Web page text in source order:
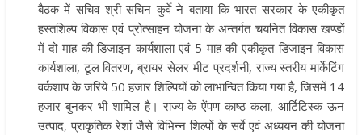
बैठक में सचिव श्री सचिन कुर्वे ने बताया कि भारत सरकार के एकीकृत
हस्तशिल्प विकास एवं प्रोत्साहन योजना के अन्तर्गत चयनित विकास खण्डों
में दो माह की डिजाइन कार्यशाला एवं 5 माह की एकीकृत डिजाइन विकास
कार्यशाला, टूल वितरण, ब्रायर सेलर मीट प्रदर्शनी, राज्य स्तरीय मार्केटिंग
वर्कशाप के जरिये 50 हजार शिल्पियों को लाभान्वित किया गया है, जिसमें 14
हजार बुनकर भी शामिल है। राज्य के ऐंपण काष्ठ कला, आर्टिटिस्क ऊन
उत्पाद, प्राकृतिक रेशां जैसे विभिन्न शिल्पों के सर्वे एवं अध्ययन की योजना